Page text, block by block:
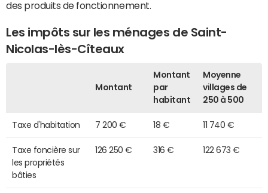
des produits de fonctionnement.
Les impôts sur les ménages de Saint-
Nicolas-lès-Cîteaux
Montant
Montant
par
habitant
Moyenne
villages de
250 à 500
Taxe d'habitation 7 200 € 18 € 11 740 €
Taxe foncière sur
les propriétés
bâties
126 250 € 316 € 122 673 €